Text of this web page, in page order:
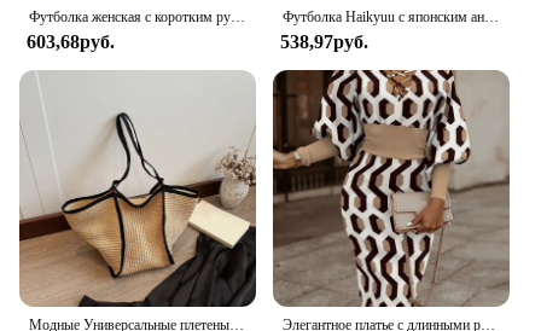
Футболка женская с коротким рукавом и принтом «Покахонтас»
603,68руб.
Футболка Haikyuu с японским аниме, Женский Топ в стиле Харадзюку, футболка в японском стиле, летняя одежда унисекс Y2k, женские футболки с коротким рукавом
538,97руб.
Модные Универсальные плетеные сумки на плечо для женщин, дизайнерские соломенные летние пляжные сумочки большой вместимости, тоут для отдыха Элегантное платье с длинными рукавами и v-образным вырезом на талии для женщин, модные осенне-зимние тонкие винтажные платья с принтом, закрывающие бедра, женские